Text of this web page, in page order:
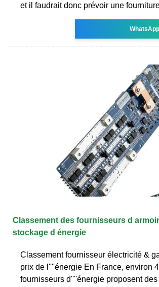
et il faudrait donc prévoir une
WhatsApp
Classement des fournisseurs d
stockage d énergie
Classement fournisseur électricité &
prix de l''''énergie En France, environ
fournisseurs d''''énergie proposent